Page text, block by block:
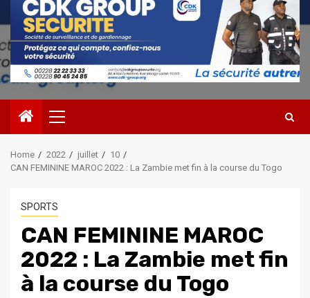
Primary
Menu
Home 2022 juillet
10
CAN FEMININE MAROC 2022 : La Zambie met fin à la course du Togo
SPORTS
CAN FEMININE MAROC
2022 : La Zambie met fin
à la course du Togo